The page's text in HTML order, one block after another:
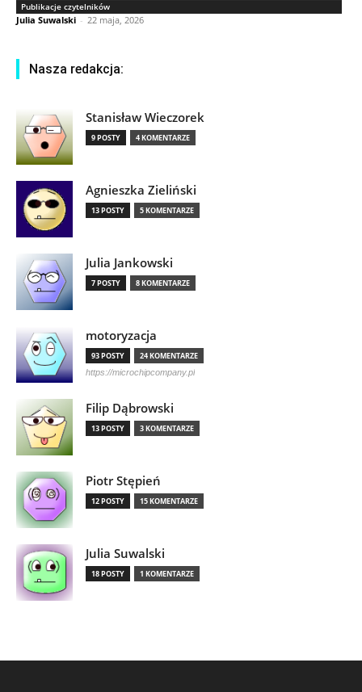
Publikacje czytelników
Julia Suwalski - 22 maja, 2026
Nasza redakcja:
Stanisław Wieczorek
9 POSTY 4 KOMENTARZE
Agnieszka Zieliński
13 POSTY 5 KOMENTARZE
Julia Jankowski
7 POSTY 8 KOMENTARZE
motoryzacja
93 POSTY 24 KOMENTARZE
https://microchipcompany.pl
Filip Dąbrowski
13 POSTY 3 KOMENTARZE
Piotr Stępień
12 POSTY 15 KOMENTARZE
Julia Suwalski
18 POSTY 1 KOMENTARZE